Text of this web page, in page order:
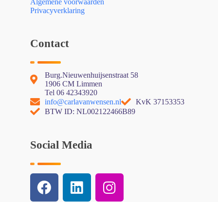
Algemene voorwaarden
Privacyverklaring
Contact
Burg.Nieuwenhuijsenstraat 58
1906 CM Limmen
Tel 06 42343920
info@carlavanwensen.nl
KvK 37153353
BTW ID: NL002122466B89
Social Media